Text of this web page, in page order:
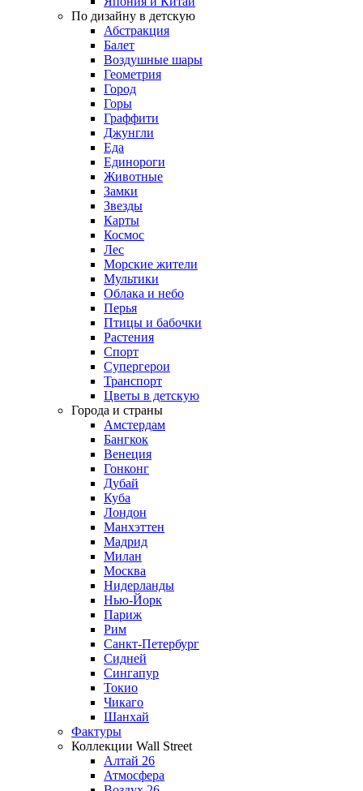
По дизайну в детскую
Абстракция
Балет
Воздушные шары
Геометрия
Город
Горы
Граффити
Джунгли
Еда
Единороги
Животные
Замки
Звезды
Карты
Космос
Лес
Морские жители
Мультики
Облака и небо
Перья
Птицы и бабочки
Растения
Спорт
Супергерои
Транспорт
Цветы в детскую
Города и страны
Амстердам
Бангкок
Венеция
Гонконг
Дубай
Куба
Лондон
Манхэттен
Мадрид
Милан
Москва
Нидерланды
Нью-Йорк
Париж
Рим
Санкт-Петербург
Сидней
Сингапур
Токио
Чикаго
Шанхай
Фактуры
Коллекции Wall Street
Алтай 26
Атмосфера